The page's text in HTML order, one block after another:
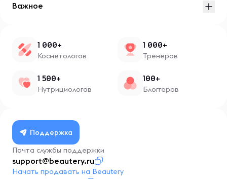
Важное
1 000+
Косметологов
1 000+
Тренеров
1 500+
Нутрициологов
100+
Блоггеров
Поддержка
Почта службы поддержки
support@beautery.ru
Начать продавать на Beautery